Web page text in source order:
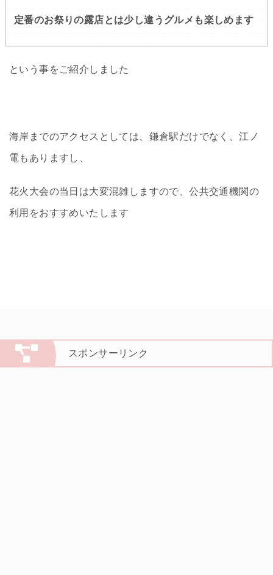
定番のお祭りの露店とは少し違うグルメも楽しめます
という事をご紹介しました
海岸までのアクセスとしては、鎌倉駅だけでなく、江ノ
電もありますし、
花火大会の当日は大変混雑しますので、公共交通機関の
利用をおすすめいたします
スポンサーリンク